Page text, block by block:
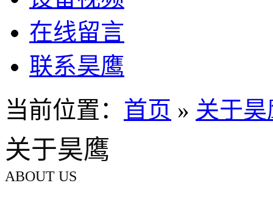
在线留言
联系昊鹰
当前位置： 首页 » 关于昊
关于昊鹰
ABOUT US